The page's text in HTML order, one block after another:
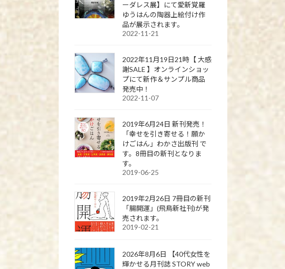
ーダレス展】にて愛新覚羅
ゆうはんの陶器上絵付け作
品が展示されます。
2022-11-21
2022年11月19日21時【 大感
謝SALE 】オンラインショッ
プにて新作＆サンプル商品
発売中！
2022-11-07
2019年6月24日 新刊発売！
「幸せを引き寄せる！願か
けごはん」わかさ出版刊 で
す。8冊目の新刊となりま
す。
2019-06-25
2019年2月26日 7冊目の新刊
「腸開運」(飛鳥新社刊)が発
売されます。
2019-02-21
2026年8月6日 【40代女性を
輝かせる月刊誌 STORY web